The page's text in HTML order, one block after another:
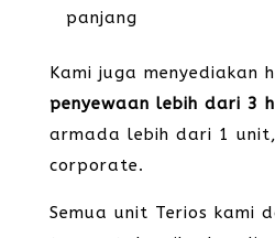
panjang
Kami juga menyediakan
penyewaan lebih dari 3
armada lebih dari 1
corporate.
Semua unit Terios kami